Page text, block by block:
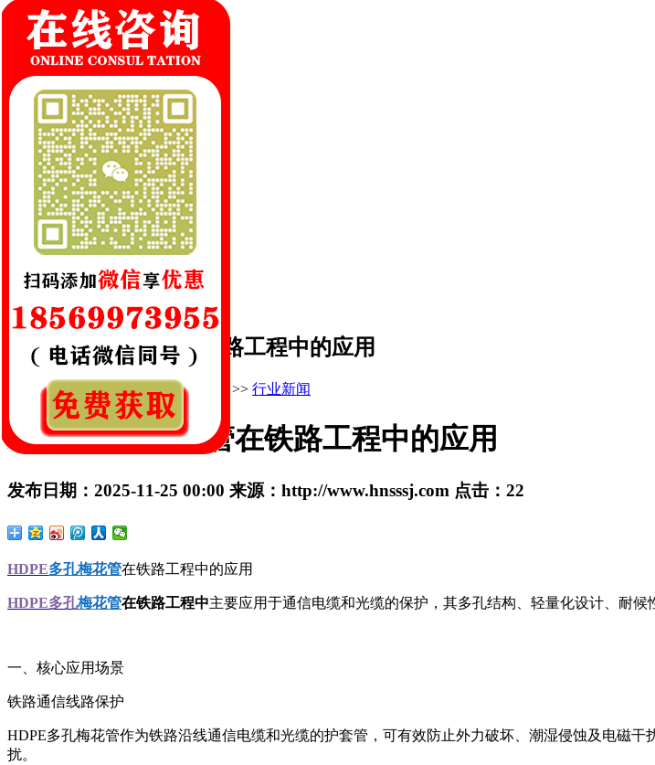
钢带波纹管
ASA结构壁缠绕管
联系我们
郑州市双顺塑业有限公司
联系人:缪经理
手机:18569973955
邮箱:519050916@qq.com
网址:www.hnsssj.com
地址:新郑市辛店镇后高庄村
HDPE多孔梅花管在铁路工程中的应用
您的当前位置： 首 页 >> 新闻中心 >> 行业新闻
HDPE多孔梅花管在铁路工程中的应用
发布日期： 2025-11-25 00:00 来源： http://www.hnsssj.com 点击： 22
HDPE多孔梅花管在铁路工程中的应用
HDPE多孔梅花管在铁路工程中主要应用于通信电缆和光缆的保护，其多孔结构、轻量化设计、耐
一、核心应用场景
铁路通信线路保护
HDPE多孔梅花管作为铁路沿线通信电缆和光缆的护套管，可有效防止外力破坏、潮湿侵蚀及电磁
扰。